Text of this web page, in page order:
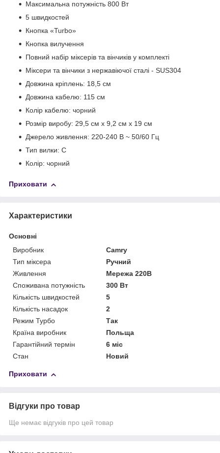
Максимальна потужність 800 Вт
5 швидкостей
Кнопка «Turbo»
Кнопка вилучення
Повний набір міксерів та вінчиків у комплекті
Міксери та вінчики з нержавіючої сталі - SUS304
Довжина кріплень: 18,5 см
Довжина кабелю: 115 см
Колір кабелю: чорний
Розмір виробу: 29,5 см x 9,2 см x 19 см
Джерело живлення: 220-240 В ~ 50/60 Гц
Тип вилки: C
Колір: чорний
Приховати
Характеристики
Основні
Виробник
Camry
Тип міксера
Ручний
Живлення
Мережа 220В
Споживана потужність
300 Вт
Кількість швидкостей
5
Кількість насадок
2
Режим Турбо
Так
Країна виробник
Польща
Гарантійний термін
6 міс
Стан
Новий
Приховати
Відгуки про товар
Ще немає відгуків про цей товар